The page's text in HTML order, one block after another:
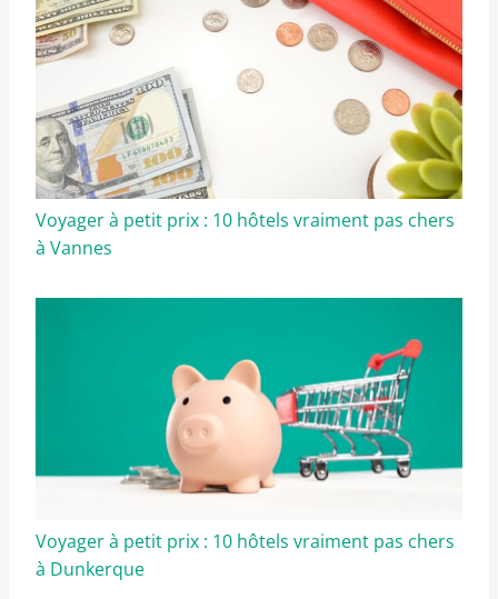
Voyager à petit prix : 10 hôtels vraiment pas chers
à Vannes
Voyager à petit prix : 10 hôtels vraiment pas chers
à Dunkerque